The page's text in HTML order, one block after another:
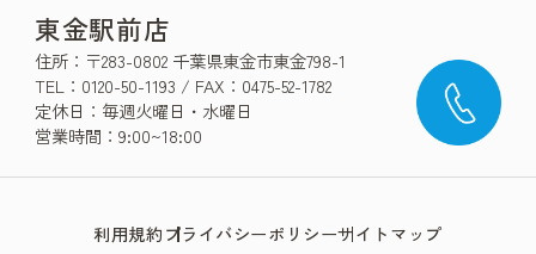
東金駅前店
住所：〒283-0802 千葉県東金市東金798-1
TEL：0120-50-1193 / FAX：0475-52-1782
定休日：毎週火曜日・水曜日
営業時間：9:00~18:00
利用規約プライバシーポリシーサイトマップ